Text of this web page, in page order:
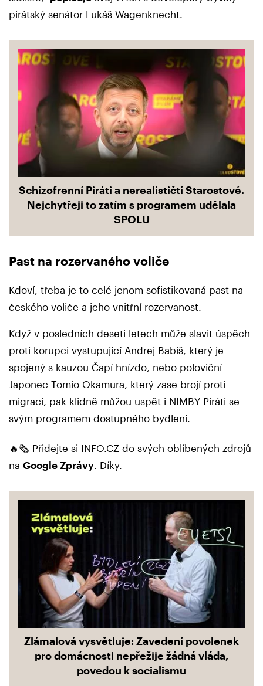
pirátský senátor Lukáš Wagenknecht.
Schizofrenní Piráti a nerealističtí Starostové.
Nejchytřeji to zatím s programem udělala
SPOLU
Past na rozervaného voliče
Kdoví, třeba je to celé jenom sofistikovaná past na
českého voliče a jeho vnitřní rozervanost.
Když v posledních deseti letech může slavit úspěch
proti korupci vystupující Andrej Babiš, který je
spojený s kauzou Čapí hnízdo, nebo poloviční
Japonec Tomio Okamura, který zase brojí proti
migraci, pak klidně můžou uspět i NIMBY Piráti se
svým programem dostupného bydlení.
🔥🗞️ Přidejte si INFO.CZ do svých oblíbených zdrojů
na Google Zprávy. Díky.
Zlámalová vysvětluje: Zavedení povolenek
pro domácnosti nepřežije žádná vláda,
povedou k socialismu